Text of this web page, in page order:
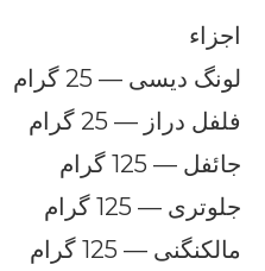
اجزاء
لونگ دیسی — 25 گرام
فلفل دراز — 25 گرام
جائفل — 125 گرام
جلوتری — 125 گرام
مالکنگنی — 125 گرام